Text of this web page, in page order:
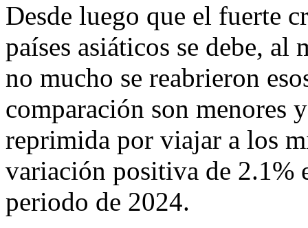
Desde luego que el fuerte
países asiáticos se debe, al
no mucho se reabrieron
comparación son menores
reprimida por viajar a los
variación positiva de 2.1%
periodo de 2024.